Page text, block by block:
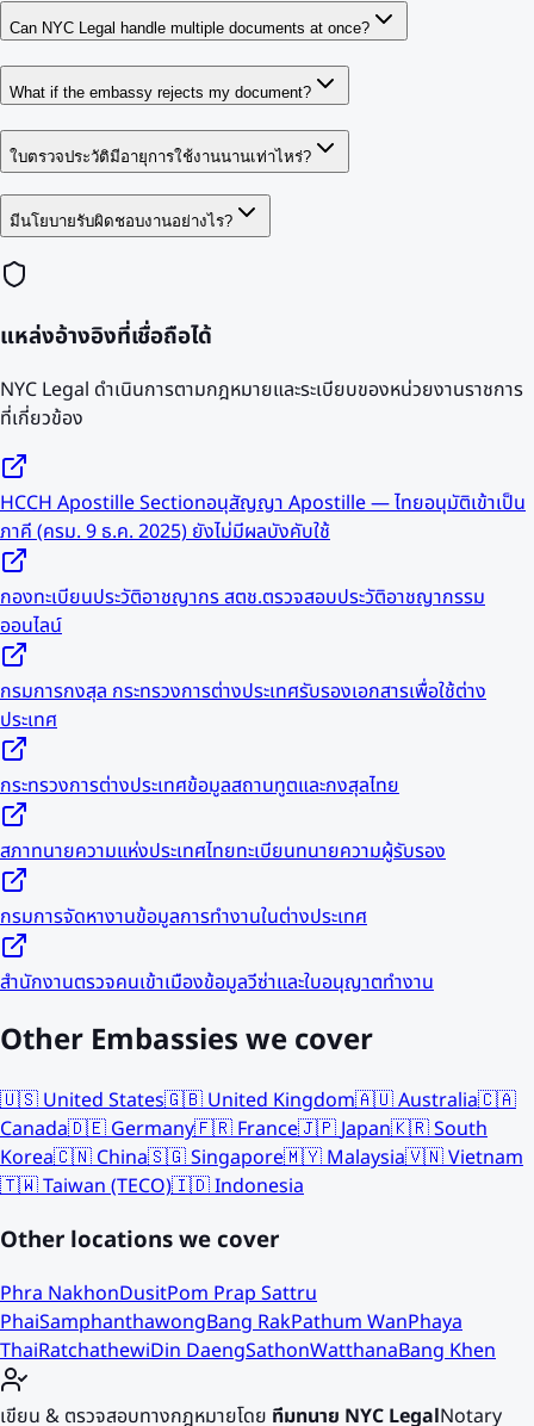
Can NYC Legal handle multiple documents at once?
What if the embassy rejects my document?
ใบตรวจประวัติมีอายุการใช้งานนานเท่าไหร่?
มีนโยบายรับผิดชอบงานอย่างไร?
แหล่งอ้างอิงที่เชื่อถือได้
NYC Legal ดำเนินการตามกฎหมายและระเบียบของหน่วยงานราชการ
ที่เกี่ยวข้อง
HCCH Apostille Sectionอนุสัญญา Apostille — ไทยอนุมัติเข้าเป็น
ภาคี (ครม. 9 ธ.ค. 2025) ยังไม่มีผลบังคับใช้
กองทะเบียนประวัติอาชญากร สตช.ตรวจสอบประวัติอาชญากรรม
ออนไลน์
กรมการกงสุล กระทรวงการต่างประเทศรับรองเอกสารเพื่อใช้ต่าง
ประเทศ
กระทรวงการต่างประเทศข้อมูลสถานทูตและกงสุลไทย
สภาทนายความแห่งประเทศไทยทะเบียนทนายความผู้รับรอง
กรมการจัดหางานข้อมูลการทำงานในต่างประเทศ
สำนักงานตรวจคนเข้าเมืองข้อมูลวีซ่าและใบอนุญาตทำงาน
Other Embassies we cover
🇺🇸United States🇬🇧United Kingdom🇦🇺Australia🇨🇦
Canada🇩🇪Germany🇫🇷France🇯🇵Japan🇰🇷South
Korea🇨🇳China🇸🇬Singapore🇲🇾Malaysia🇻🇳Vietnam
🇹🇼Taiwan (TECO)🇮🇩Indonesia
Other locations we cover
Phra NakhonDusitPom Prap Sattru
PhaiSamphanthawongBang RakPathum WanPhaya
ThaiRatchathewiDin DaengSathonWatthanaBang Khen
เขียน & ตรวจสอบทางกฎหมายโดย ทีมทนาย NYC LegalNotary